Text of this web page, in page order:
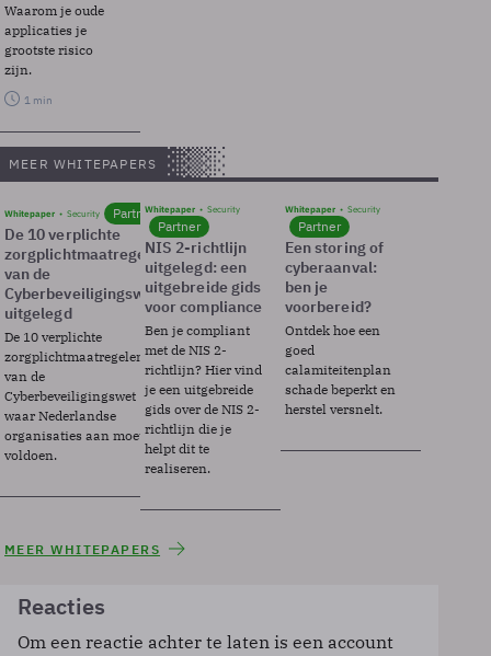
Waarom je oude
applicaties je
grootste risico
zijn.
1 min
MEER WHITEPAPERS
Whitepaper Security Partner
De 10 verplichte
zorgplichtmaatregelen
van de
Cyberbeveiligingswet
uitgelegd
De 10 verplichte
zorgplichtmaatregelen
van de
Cyberbeveiligingswet
waar Nederlandse
organisaties aan moeten
voldoen.
Whitepaper Security
Partner
NIS 2-richtlijn
uitgelegd: een
uitgebreide gids
voor compliance
Ben je compliant
met de NIS 2-
richtlijn? Hier vind
je een uitgebreide
gids over de NIS 2-
richtlijn die je
helpt dit te
realiseren.
Whitepaper Security
Partner
Een storing of
cyberaanval:
ben je
voorbereid?
Ontdek hoe een
goed
calamiteitenplan
schade beperkt en
herstel versnelt.
MEER WHITEPAPERS
Reacties
Om een reactie achter te laten is een account